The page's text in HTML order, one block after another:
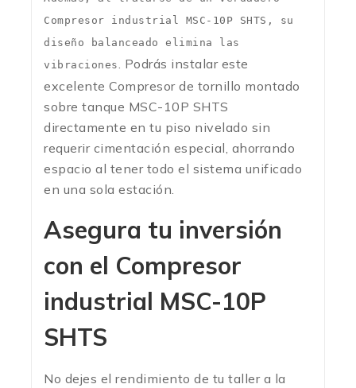
Compresor industrial MSC-10P SHTS, su
diseño balanceado elimina las
vibraciones. Podrás instalar este
excelente Compresor de tornillo montado
sobre tanque MSC-10P SHTS
directamente en tu piso nivelado sin
requerir cimentación especial, ahorrando
espacio al tener todo el sistema unificado
en una sola estación.
Asegura tu inversión
con el Compresor
industrial MSC-10P
SHTS
No dejes el rendimiento de tu taller a la